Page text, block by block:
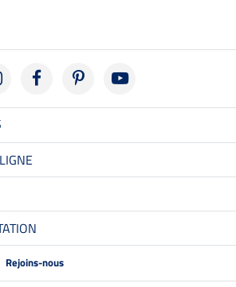
Rejoins-nous